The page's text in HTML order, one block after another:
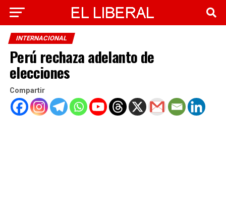
INTERNACIONAL
Perú rechaza adelanto de
elecciones
Compartir